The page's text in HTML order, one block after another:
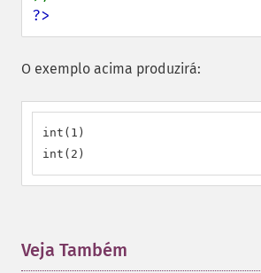
?>
O exemplo acima produzirá:
int(1)
int(2)
Veja Também